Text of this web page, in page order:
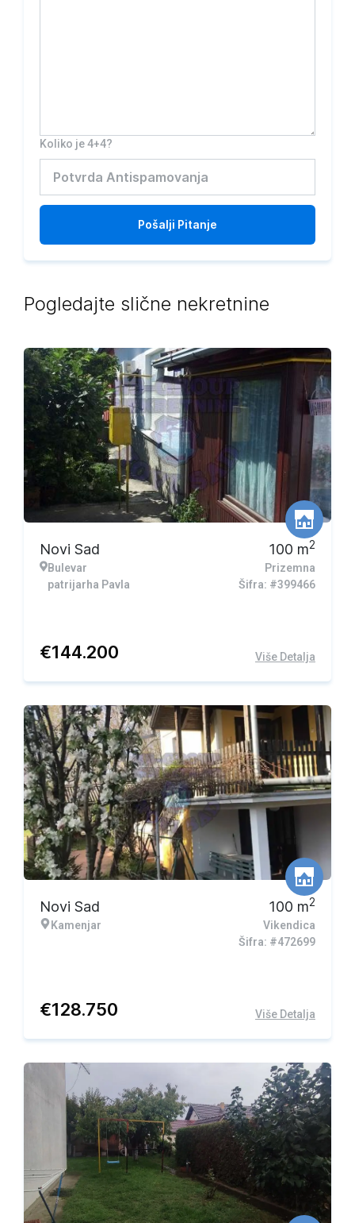
Koliko je 4+4?
Pošalji Pitanje
Pogledajte slične nekretnine
Novi Sad
Bulevar
patrijarha Pavla
100 m2
Prizemna
Šifra: #399466
€144.200 Više Detalja
Novi Sad
Kamenjar
100 m2
Vikendica
Šifra: #472699
€128.750 Više Detalja